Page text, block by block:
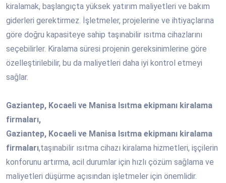
kiralamak, başlangıçta yüksek yatırım maliyetleri ve bakım
giderleri gerektirmez. İşletmeler, projelerine ve ihtiyaçlarına
göre doğru kapasiteye sahip taşınabilir ısıtma cihazlarını
seçebilirler. Kiralama süresi projenin gereksinimlerine göre
özelleştirilebilir, bu da maliyetleri daha iyi kontrol etmeyi
sağlar.
Gaziantep, Kocaeli ve Manisa Isıtma ekipmanı kiralama
firmaları,
Gaziantep, Kocaeli ve Manisa Isıtma ekipmanı kiralama
firmaları,taşınabilir ısıtma cihazı kiralama hizmetleri, işçilerin
konforunu artırma, acil durumlar için hızlı çözüm sağlama ve
maliyetleri düşürme açısından işletmeler için önemlidir.